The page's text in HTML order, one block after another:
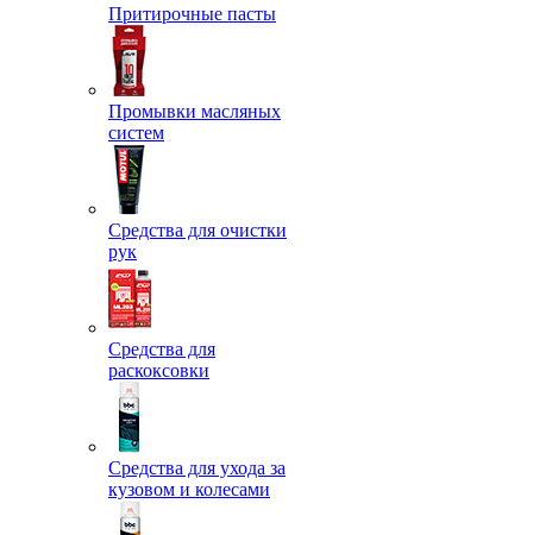
Притирочные пасты
Промывки масляных
систем
Средства для очистки
рук
Средства для
раскоксовки
Средства для ухода за
кузовом и колесами